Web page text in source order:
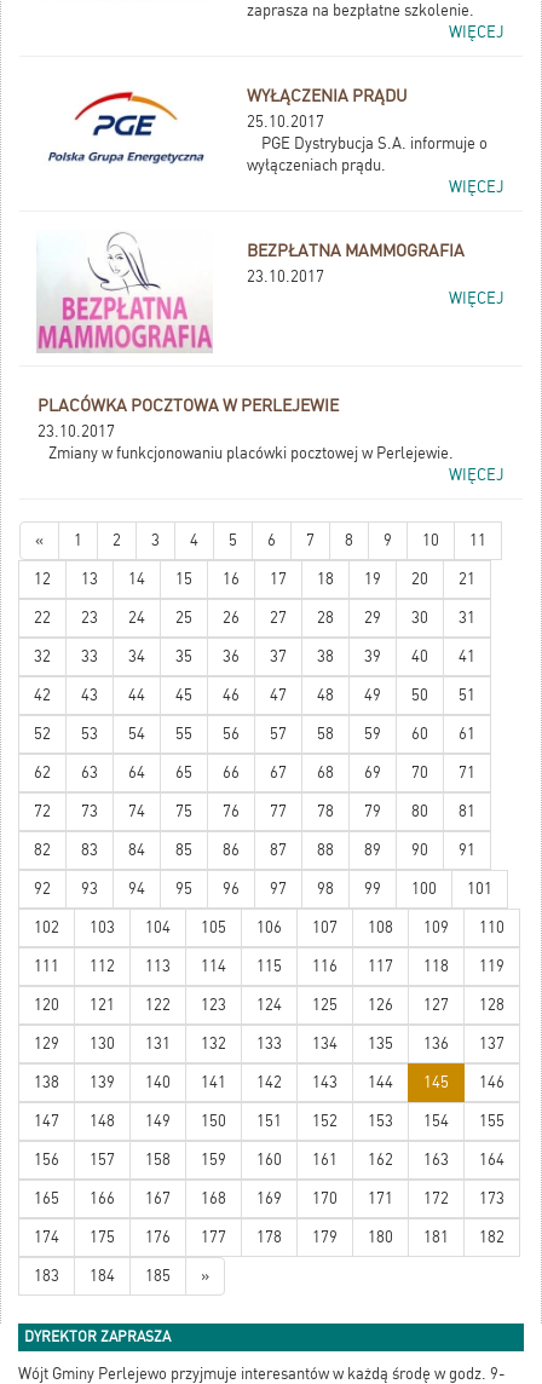
zaprasza na bezpłatne szkolenie.
WIĘCEJ
WYŁĄCZENIA PRĄDU
25.10.2017
PGE Dystrybucja S.A. informuje o
wyłączeniach prądu.
WIĘCEJ
BEZPŁATNA MAMMOGRAFIA
23.10.2017
WIĘCEJ
PLACÓWKA POCZTOWA W PERLEJEWIE
23.10.2017
Zmiany w funkcjonowaniu placówki pocztowej w Perlejewie.
WIĘCEJ
« 1 2 3 4 5 6 7 8 9 10 11
12 13 14 15 16 17 18 19 20 21
22 23 24 25 26 27 28 29 30 31
32 33 34 35 36 37 38 39 40 41
42 43 44 45 46 47 48 49 50 51
52 53 54 55 56 57 58 59 60 61
62 63 64 65 66 67 68 69 70 71
72 73 74 75 76 77 78 79 80 81
82 83 84 85 86 87 88 89 90 91
92 93 94 95 96 97 98 99 100 101
102 103 104 105 106 107 108 109 110
111 112 113 114 115 116 117 118 119
120 121 122 123 124 125 126 127 128
129 130 131 132 133 134 135 136 137
138 139 140 141 142 143 144 145 146
147 148 149 150 151 152 153 154 155
156 157 158 159 160 161 162 163 164
165 166 167 168 169 170 171 172 173
174 175 176 177 178 179 180 181 182
183 184 185 »
DYREKTOR ZAPRASZA
Wójt Gminy Perlejewo przyjmuje interesantów w każdą środę w godz. 9-